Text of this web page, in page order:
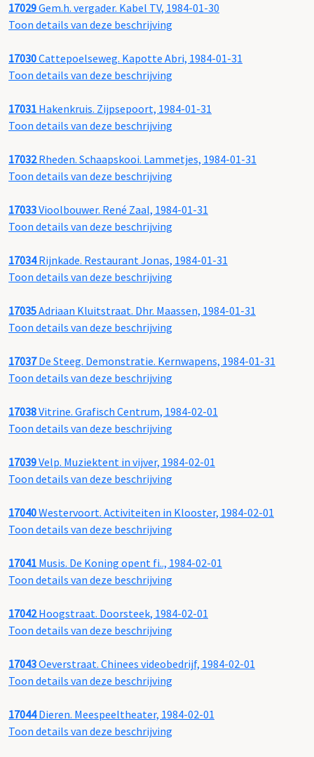
17029Gem.h. vergader. Kabel TV, 1984-01-30
Toon details van deze beschrijving
17030Cattepoelseweg. Kapotte Abri, 1984-01-31
Toon details van deze beschrijving
17031 Hakenkruis. Zijpsepoort, 1984-01-31
Toon details van deze beschrijving
17032Rheden. Schaapskooi. Lammetjes, 1984-01-31
Toon details van deze beschrijving
17033Vioolbouwer. René Zaal, 1984-01-31
Toon details van deze beschrijving
17034Rijnkade. Restaurant Jonas, 1984-01-31
Toon details van deze beschrijving
17035Adriaan Kluitstraat. Dhr. Maassen, 1984-01-31
Toon details van deze beschrijving
17037De Steeg. Demonstratie. Kernwapens, 1984-01-31
Toon details van deze beschrijving
17038Vitrine. Grafisch Centrum, 1984-02-01
Toon details van deze beschrijving
17039Velp. Muziektent in vijver, 1984-02-01
Toon details van deze beschrijving
17040Westervoort. Activiteiten in Klooster, 1984-02-01
Toon details van deze beschrijving
17041 Musis. De Koning opent fi.., 1984-02-01
Toon details van deze beschrijving
17042Hoogstraat. Doorsteek, 1984-02-01
Toon details van deze beschrijving
17043Oeverstraat. Chinees videobedrijf, 1984-02-01
Toon details van deze beschrijving
17044Dieren. Meespeeltheater, 1984-02-01
Toon details van deze beschrijving